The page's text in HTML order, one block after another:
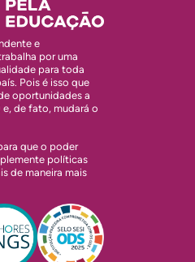
e
por uma
para toda
Pois é isso que
oportunidades a
de fato, mudará o
que o poder
políticas
de maneira mais